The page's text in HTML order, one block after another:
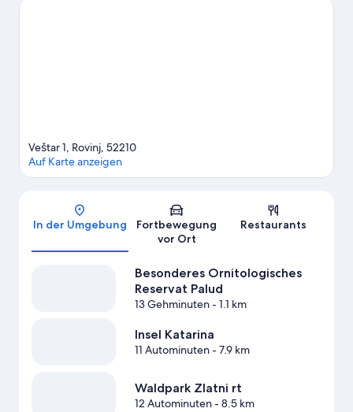
Attraktionen kannst du den Kleinen bestimmt eine Freude
Karte
Veštar 1, Rovinj, 52210
Auf Karte anzeigen
In der Umgebung
Fortbewegung
vor Ort
Restaurants
Besonderes Ornitologisches
Reservat Palud
13 Gehminuten- 1.1 km
Insel Katarina
11 Autominuten- 7.9 km
Waldpark Zlatni rt
12 Autominuten- 8.5 km